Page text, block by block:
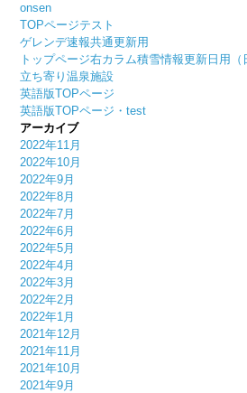
onsen
TOPページテスト
ゲレンデ速報共通更新用
トップページ右カラム積雪情報更新日用（
立ち寄り温泉施設
英語版TOPページ
英語版TOPページ・test
アーカイブ
2022年11月
2022年10月
2022年9月
2022年8月
2022年7月
2022年6月
2022年5月
2022年4月
2022年3月
2022年2月
2022年1月
2021年12月
2021年11月
2021年10月
2021年9月